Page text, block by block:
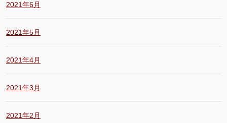
2021年6月
2021年5月
2021年4月
2021年3月
2021年2月